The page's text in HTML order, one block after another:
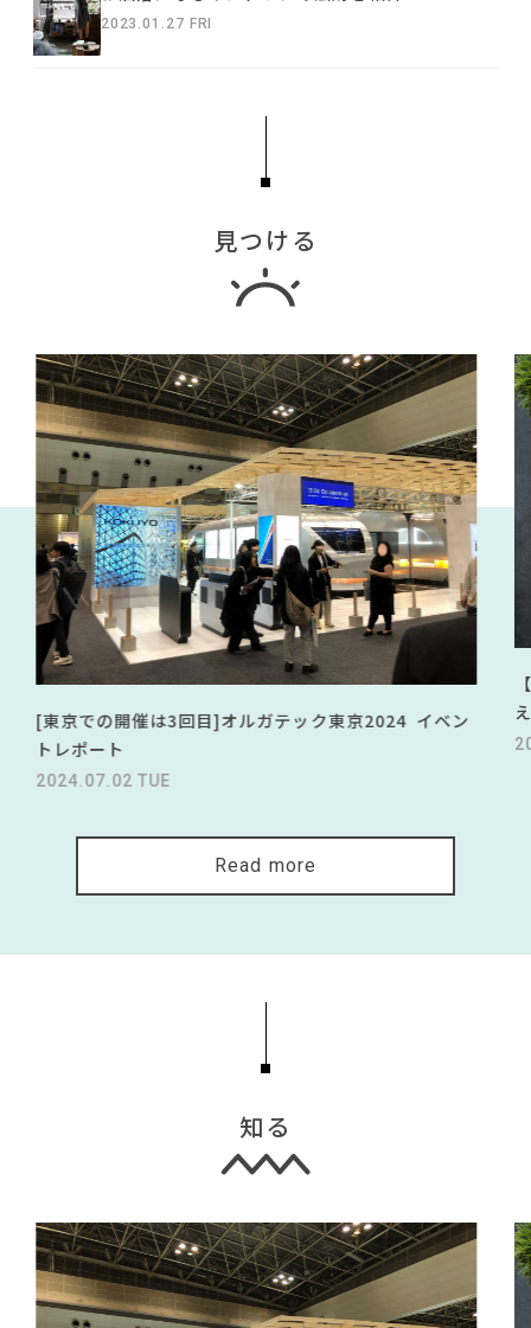
2023.01.27 FRI
見つける
[東京での開催は3回目]オルガテック東京2024 イベン
トレポート
2024.07.02 TUE
Read more
知る